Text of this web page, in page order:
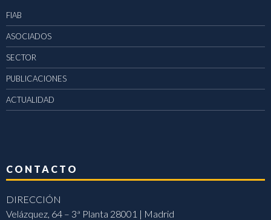
FIAB
ASOCIADOS
SECTOR
PUBLICACIONES
ACTUALIDAD
CONTACTO
DIRECCIÓN
Velázquez, 64 – 3ª Planta 28001 | Madrid